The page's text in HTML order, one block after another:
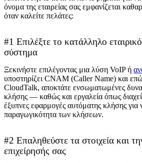
όνομα της εταιρείας σας εμφανίζεται
όταν καλείτε πελάτες:
#1 Επιλέξτε το κατάλληλο
σύστημα
Ξεκινήστε επιλέγοντας μια λύση VoIP ή
υποστηρίζει CNAM (Caller Name) και
CloudTalk, αποκτάτε ενσωματωμένες
κλήσης — καθώς και εργαλεία όπως
έξυπνες εφαρμογές αυτόματης κλήσης για
παραγωγικότητα των κλήσεων.
#2 Επαληθεύστε τα στοιχεία και
επιχείρησής σας